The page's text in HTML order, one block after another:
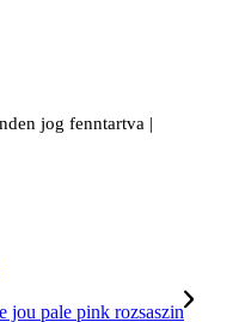
jog fenntartva |